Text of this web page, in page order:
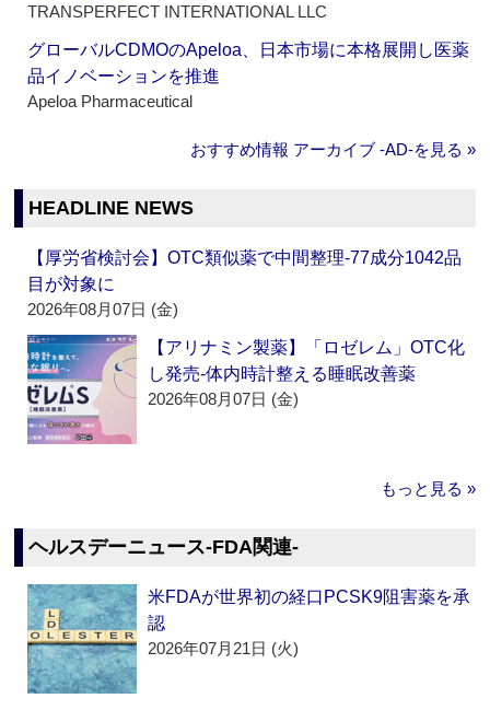
TRANSPERFECT INTERNATIONAL LLC
グローバルCDMOのApeloa、日本市場に本格展開し医薬
品イノベーションを推進
Apeloa Pharmaceutical
おすすめ情報 アーカイブ ‐AD‐を見る »
HEADLINE NEWS
【厚労省検討会】OTC類似薬で中間整理‐77成分1042品
目が対象に
2026年08月07日 (金)
【アリナミン製薬】「ロゼレム」OTC化
し発売‐体内時計整える睡眠改善薬
2026年08月07日 (金)
もっと見る »
ヘルスデーニュース‐FDA関連‐
米FDAが世界初の経口PCSK9阻害薬を承
認
2026年07月21日 (火)